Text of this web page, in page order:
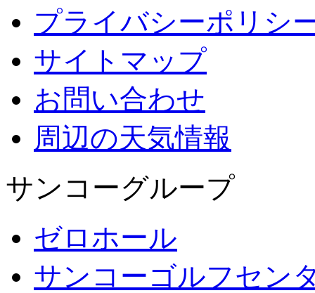
プライバシーポリシ
サイトマップ
お問い合わせ
周辺の天気情報
サンコーグループ
ゼロホール
サンコーゴルフセン